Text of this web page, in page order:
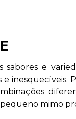
sabores e
inesquecíveis.
mimo